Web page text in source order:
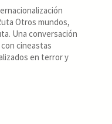
Otros mundos,
Una conversación
cineastas
en terror y